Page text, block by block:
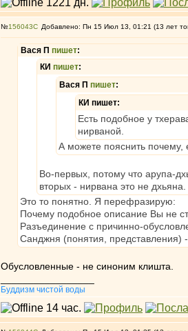
№156043 Добавлено: Пн 15 Июл 13, 01:21 (13 лет
Вася П пишет:
КИ пишет:
Вася П пишет:
КИ пишет:
Есть подобное у
нирваной.
А можете пояснить почему,
Во-первых, потому что арупа-
вторых - нирвана это не
Это то понятно. Я перефразирую:
Почему подобное описание Вы не
Разъединение с причинно-
Санджня (понятия, представления)
Обусловленные - не синоним клишта.
Буддизм чистой воды